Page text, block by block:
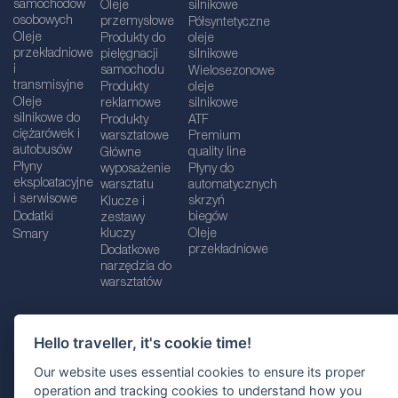
Hello traveller, it's cookie time!
Our website uses essential cookies to ensure its proper
operation and tracking cookies to understand how you
samochodów
osobowych
Oleje
przekładniowe
i
transmisyjne
Oleje
silnikowe do
ciężarówek i
autobusów
Płyny
eksploatacyjne
i serwisowe
Dodatki
Smary
Oleje
przemysłowe
Produkty do
pielęgnacji
samochodu
Produkty
reklamowe
Produkty
warsztatowe
Główne
wyposażenie
warsztatu
Klucze i
zestawy
kluczy
Dodatkowe
narzędzia do
warsztatów
silnikowe
Półsyntetyczne
oleje
silnikowe
Wielosezonowe
oleje
silnikowe
ATF
Premium
quality line
Płyny do
automatycznych
skrzyń
biegów
Oleje
przekładniowe
Polityka prywatnośc i Polityka Cookie